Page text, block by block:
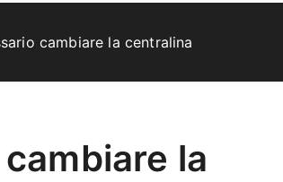
cambiare la centralina
la